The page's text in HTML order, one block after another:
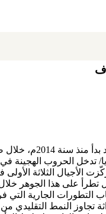
يتجه الصراع في
تدخل الحروب الهجينة
الأجيال الثلاثة
على هذا الجوهر خلال
الجارية التي
النمط التقليدي